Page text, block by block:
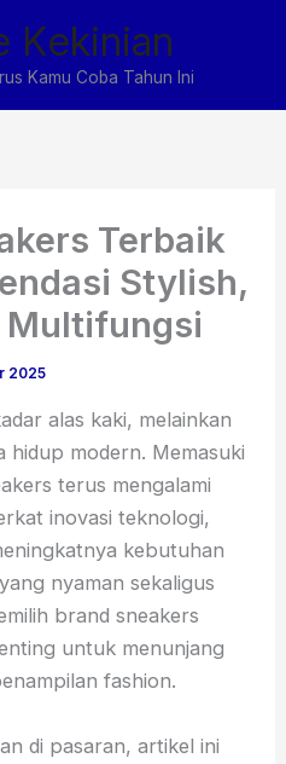
Kekinian
Kamu Coba Tahun Ini
Terbaik
Stylish,
Multifungsi
2025
alas kaki, melainkan
hidup modern. Memasuki
terus mengalami
inovasi teknologi,
kebutuhan
nyaman sekaligus
brand sneakers
untuk menunjang
fashion.
di pasaran, artikel ini